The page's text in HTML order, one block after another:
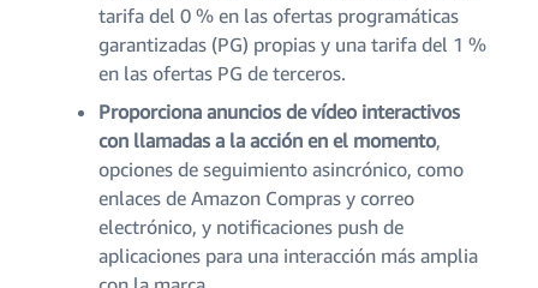
tarifa del 0 % en las ofertas programáticas
garantizadas (PG) propias y una tarifa del 1 %
en las ofertas PG de terceros.
Proporciona anuncios de vídeo interactivos
con llamadas a la acción en el momento,
opciones de seguimiento asincrónico, como
enlaces de Amazon Compras y correo
electrónico, y notificaciones push de
aplicaciones para una interacción más amplia